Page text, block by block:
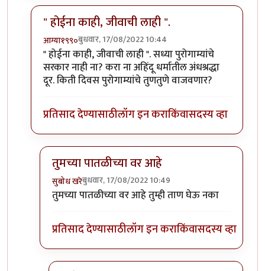
" होईना काही, जीवाची लाही ".
आग्या१९९०बुधवार, 17/08/2022 10:44
In reply toआमीर खान ने आपला दुटप्पीपणाby
" होईना काही, जीवाची लाही ". सध्या पुरोगाम्यांचे
सरकार नाही ना? करा ना अहिंदू धर्मातील अंधश्रद्धा
दूर. किती दिवस पुरोगाम्यांचे तुणतुणे वाजवणार?
प्रतिसाद देण्यासाठीलॉग इन कराकिंवासदस्य व्हा
तुमच्या पातळीच्या वर आहे
सुबोध खरेबुधवार, 17/08/2022 10:49
In reply to" होईना काही, जीवाची लाही ".by
तुमच्या पातळीच्या वर आहे तुम्ही ताण घेऊ नका
प्रतिसाद देण्यासाठीलॉग इन कराकिंवासदस्य व्हा